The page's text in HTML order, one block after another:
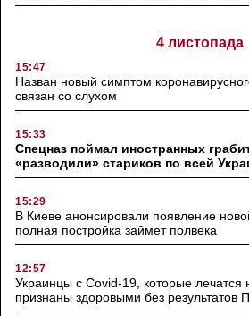
4 листопада
15:47
Назван новый симптом
связан со слухом
15:33
Спецназ поймал иностранных
«разводили» стариков по всей
15:29
В Киеве анонсировали появление
полная постройка займет полвека
12:57
Украинцы с Covid-19, которые лечатся
признаны здоровыми без результатов